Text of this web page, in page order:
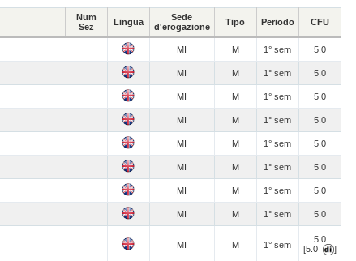
Num
Sez
Lingua
Sede
d'erogazione
Tipo Periodo CFU
MI M 1° sem 5.0
MI M 1° sem 5.0
MI M 1° sem 5.0
MI M 1° sem 5.0
MI M 1° sem 5.0
MI M 1° sem 5.0
MI M 1° sem 5.0
MI M 1° sem 5.0
MI M 1° sem
5.0
[5.0
]